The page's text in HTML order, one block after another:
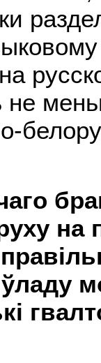
не
на